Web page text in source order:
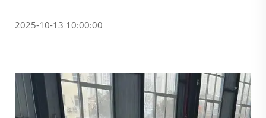
2025-10-13 10:00:00